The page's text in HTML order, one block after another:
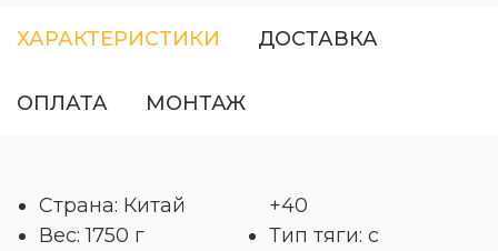
ХАРАКТЕРИСТИКИ ДОСТАВКА
ОПЛАТА МОНТАЖ
Страна: Китай
Вес: 1750 г
+40
Тип тяги: с